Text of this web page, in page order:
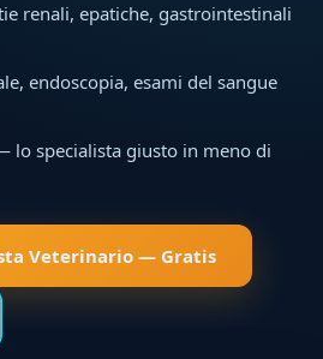
renali, epatiche, gastrointestinali
endoscopia, esami del sangue
lo specialista giusto in meno di
Veterinario — Gratis